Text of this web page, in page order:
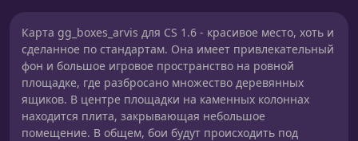
Карта gg_boxes_arvis для CS 1.6 - красивое место, хоть и
сделанное по стандартам. Она имеет привлекательный
фон и большое игровое пространство на ровной
площадке, где разбросано множество деревянных
ящиков. В центре площадки на каменных колоннах
находится плита, закрывающая небольшое
помещение. В общем, бои будут происходить под